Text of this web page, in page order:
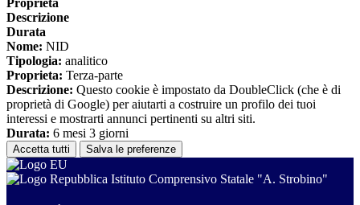
Descrizione
Durata
Nome: NID
Tipologia: analitico
Proprieta: Terza-parte
Descrizione: Questo cookie è impostato da DoubleClick (che è di
proprietà di Google) per aiutarti a costruire un profilo dei tuoi
interessi e mostrarti annunci pertinenti su altri siti.
Durata: 6 mesi 3 giorni
Accetta tutti Salva le preferenze
Istituto Comprensivo Statale "A. Strobino"